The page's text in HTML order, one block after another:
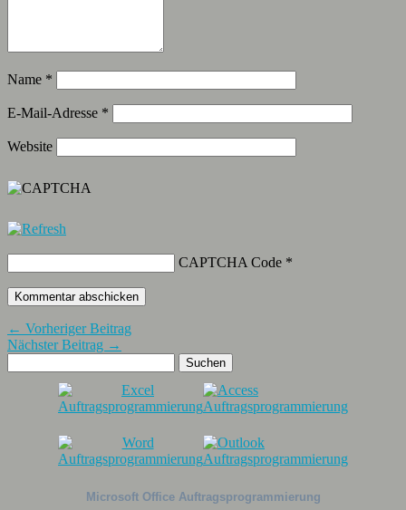
Name *
E-Mail-Adresse *
Website
CAPTCHA Code *
← Vorheriger Beitrag
Nächster Beitrag →
Microsoft Office Auftragsprogrammierung